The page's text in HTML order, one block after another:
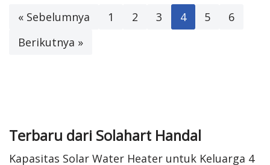
« Sebelumnya 1 2 3 4 5
6
Berikutnya »
Terbaru dari Solahart Handal
Kapasitas Solar Water Heater untuk Keluarga 4